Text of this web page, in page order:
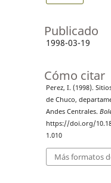
Publicado
1998-03-19
Cómo citar
Perez, I. (1998).
de Chuco,
Andes Centrales.
https://doi.org/
1.010
Más formatos